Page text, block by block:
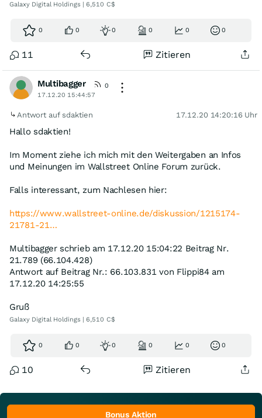
Galaxy Digital Holdings | 6,510 C$
0 0 0 0 0 0
11 Zitieren
Multibagger
0
17.12.20 15:44:57
Antwort auf sdaktien 17.12.20 14:20:16 Uhr
Hallo sdaktien!
Im Moment ziehe ich mich mit den Weitergaben an Infos
und Meinungen im Wallstreet Online Forum zurück.
Falls interessant, zum Nachlesen hier:
https://www.wallstreet-online.de/diskussion/1215174-
21781-21…
Multibagger schrieb am 17.12.20 15:04:22 Beitrag Nr.
21.789 (66.104.428)
Antwort auf Beitrag Nr.: 66.103.831 von Flippi84 am
17.12.20 14:25:55
Gruß
Galaxy Digital Holdings | 6,510 C$
0 0 0 0 0 0
10 Zitieren
Bonus Aktion